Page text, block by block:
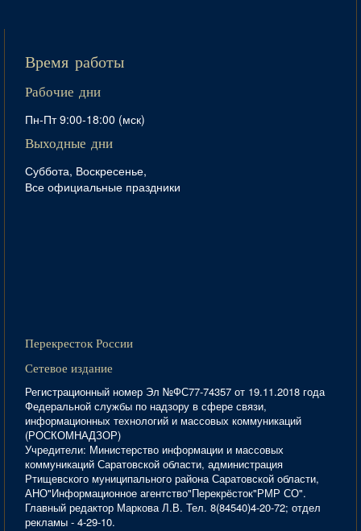
Время работы
Рабочие дни
Пн-Пт 9:00-18:00 (мск)
Выходные дни
Суббота, Воскресенье,
Все официальные праздники
Перекресток России
Сетевое издание
Регистрационный номер Эл №ФС77-74357 от 19.11.2018 года
Федеральной службы по надзору в сфере связи,
информационных технологий и массовых коммуникаций
(РОСКОМНАДЗОР)
Учредители: Министерство информации и массовых
коммуникаций Саратовской области, администрация
Ртищевского муниципального района Саратовской области,
АНО"Информационное агентство"Перекрёсток"РМР СО".
Главный редактор Маркова Л.В. Тел. 8(84540)4-20-72; отдел
рекламы - 4-29-10.